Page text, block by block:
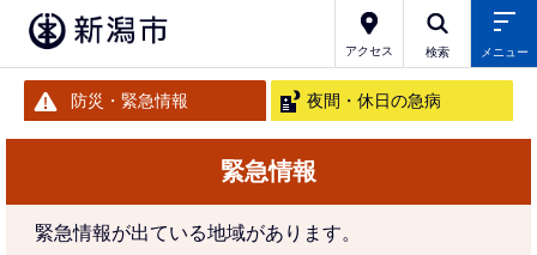
アクセス 検索 メニュー
防災・緊急情報 夜間・休日の急病
緊急情報
緊急情報が出ている地域があります。